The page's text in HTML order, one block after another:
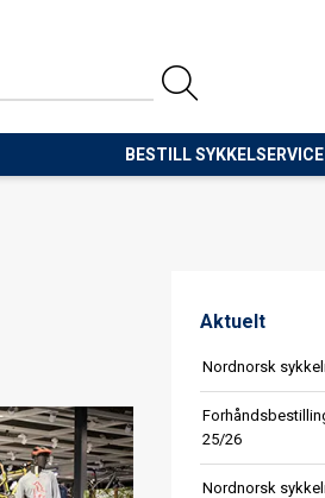
BESTILL SYKKELSERVICE
Aktuelt
Nordnorsk
25/26
Nordnorsk